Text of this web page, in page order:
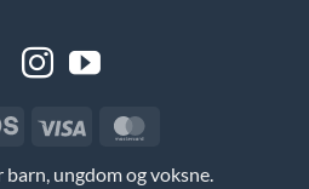
ungdom og voksne.
Vipps Visa